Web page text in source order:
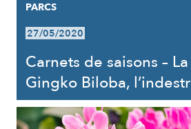
PARCS
27/05/2020
Carnets de saisons –
Gingko Biloba,